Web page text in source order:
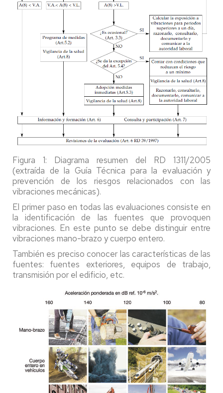
Figura 1: Diagrama resumen del RD 1311/2005
(extraída de la Guía Técnica para la evaluación y
prevención de los riesgos relacionados con las
vibraciones mecánicas).
El primer paso en todas las evaluaciones consiste en
la identificación de las fuentes que provoquen
vibraciones. En este punto se debe distinguir entre
vibraciones mano-brazo y cuerpo entero.
También es preciso conocer las características de las
fuentes: fuentes exteriores, equipos de trabajo,
transmisión por el edificio, etc.